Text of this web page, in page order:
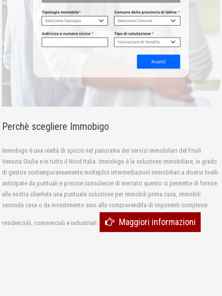
Perchè scegliere Immobigo
Immobigo è una realtà di spicco nel panorama dei servizi immobiliari del Friuli
Venezia Giulia e in tutto il Nord Italia. Immobigo è la soluzione immobiliare, in grado
di gestire contemporaneamente molteplici intermediazioni immobiliari a diversi livelli
anticipate da puntuali e precise consulenze di mercato questo ci permette di fornire
alla nostra clientela una puntuale soluzione per immobili prima casa, immobili
seconda casa o da investimento sino alla compravendita di imponenti complessi
residenziali, commerciali e industriali. Maggiori informazioni